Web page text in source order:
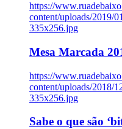
https://
content/uploads/2019/
335x256.jpg
Mesa Marcada
https://
content/uploads/2018/
335x256.jpg
Sabe o que são